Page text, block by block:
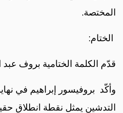
المختصة.
الختام:
قدّم الكلمة الختامية بروف
وأكّد بروفيسور إبراهيم في
التدشين يمثل نقطة انطلاق